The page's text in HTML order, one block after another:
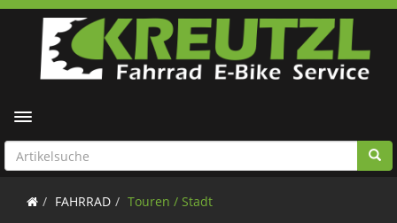
Toggle navigation
FAHRRAD Touren / Stadt